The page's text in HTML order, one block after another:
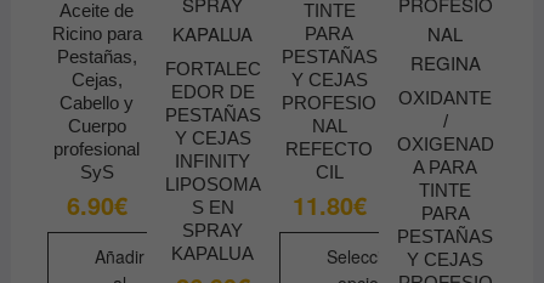
Aceite de
Ricino para
Pestañas,
Cejas,
Cabello y
Cuerpo
profesional
SyS
6.90€
Añadir
FORTALEC
EDOR DE
PESTAÑAS
Y CEJAS
INFINITY
LIPOSOMA
S EN
SPRAY
KAPALUA
TINTE
PARA
PESTAÑAS
Y CEJAS
PROFESIO
NAL
REFECTO
CIL
11.80€
Seleccionar
OXIDANTE
/
OXIGENAD
A PARA
TINTE
PARA
PESTAÑAS
Y CEJAS